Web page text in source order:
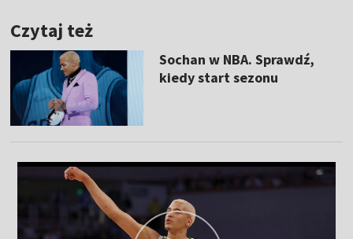
Czytaj też
Sochan w NBA. Sprawdź,
kiedy start sezonu